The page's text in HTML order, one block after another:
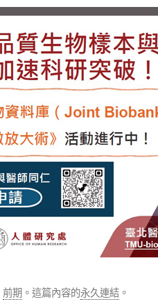
前期 。這篇內容的永久連結 。